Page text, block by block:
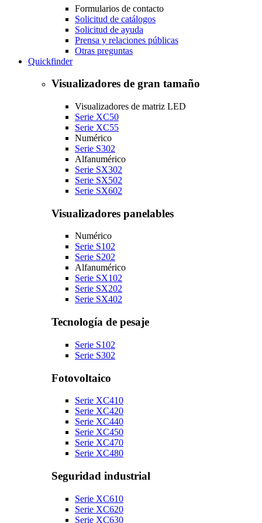
Formularios de contacto
Solicitud de catálogos
Solicitud de ayuda
Prensa y relaciones públicas
Otras preguntas
Quickfinder
Visualizadores de gran tamaño
Visualizadores de matriz LED
Serie XC50
Serie XC55
Numérico
Serie S302
Alfanumérico
Serie SX302
Serie SX502
Serie SX602
Visualizadores panelables
Numérico
Serie S102
Serie S202
Alfanumérico
Serie SX102
Serie SX202
Serie SX402
Tecnología de pesaje
Serie S102
Serie S302
Fotovoltaico
Serie XC410
Serie XC420
Serie XC440
Serie XC450
Serie XC470
Serie XC480
Seguridad industrial
Serie XC610
Serie XC620
Serie XC630